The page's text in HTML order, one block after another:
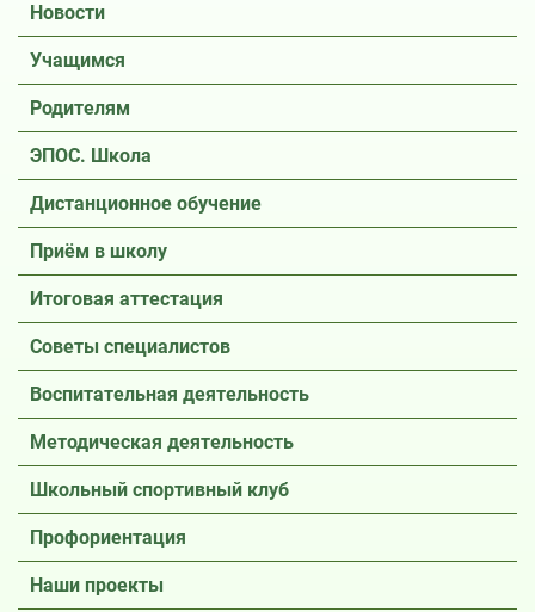
Новости
Учащимся
Родителям
ЭПОС. Школа
Дистанционное обучение
Приём в школу
Итоговая аттестация
Советы специалистов
Воспитательная деятельность
Методическая деятельность
Школьный спортивный клуб
Профориентация
Наши проекты